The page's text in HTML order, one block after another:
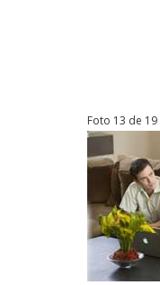
Foto 13 de 19